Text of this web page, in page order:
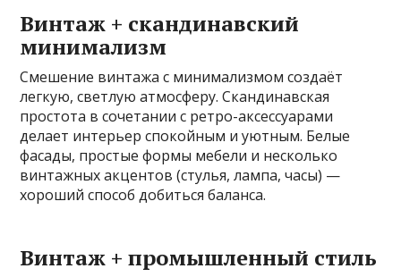
Винтаж + скандинавский
минимализм
Смешение винтажа с минимализмом создаёт
легкую, светлую атмосферу. Скандинавская
простота в сочетании с ретро-аксессуарами
делает интерьер спокойным и уютным. Белые
фасады, простые формы мебели и несколько
винтажных акцентов (стулья, лампа, часы) —
хороший способ добиться баланса.
Винтаж + промышленный стиль